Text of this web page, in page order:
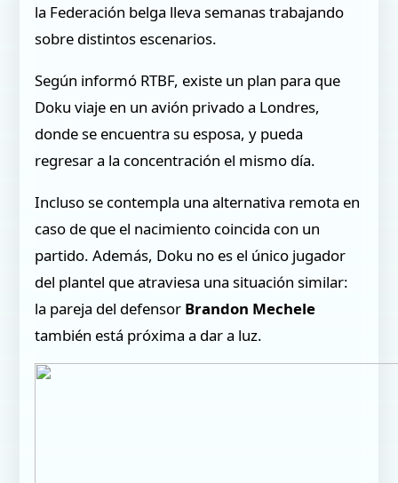
la Federación belga lleva semanas trabajando
sobre distintos escenarios.
Según informó RTBF, existe un plan para que
Doku viaje en un avión privado a Londres,
donde se encuentra su esposa, y pueda
regresar a la concentración el mismo día.
Incluso se contempla una alternativa remota en
caso de que el nacimiento coincida con un
partido. Además, Doku no es el único jugador
del plantel que atraviesa una situación similar:
la pareja del defensor Brandon Mechele
también está próxima a dar a luz.